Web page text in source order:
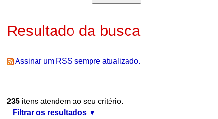
Resultado da busca
Assinar um RSS sempre atualizado.
235itens atendem ao seu critério.
Filtrar os resultados